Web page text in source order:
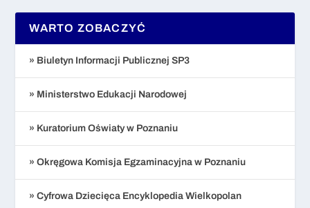
WARTO ZOBACZYĆ
» Biuletyn Informacji Publicznej SP3
» Ministerstwo Edukacji Narodowej
» Kuratorium Oświaty w Poznaniu
» Okręgowa Komisja Egzaminacyjna w Poznaniu
» Cyfrowa Dziecięca Encyklopedia Wielkopolan